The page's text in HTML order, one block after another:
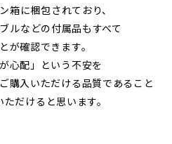
箱に梱包されており、
ルなどの付属品もすべて
が確認できます。
心配」という不安を
購入いただける品質であること
だけると思います。